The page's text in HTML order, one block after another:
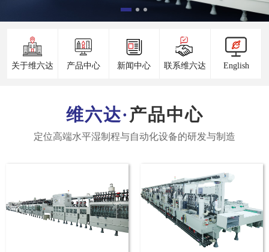
关于维六达 产品中心 新闻中心 联系维六达 English
产品中心